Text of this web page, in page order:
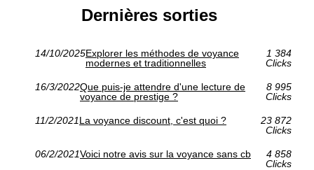
Dernières sorties
14/10/2025Explorer les méthodes de voyance
modernes et traditionnelles
1 384
Clicks
16/3/2022Que puis-je attendre d'une lecture de
voyance de prestige ?
8 995
Clicks
11/2/2021La voyance discount, c'est quoi ?
23 872
Clicks
06/2/2021Voici notre avis sur la voyance sans cb
4 858
Clicks